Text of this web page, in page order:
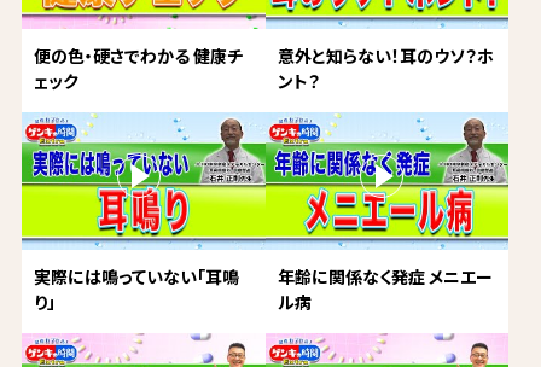
便の色・硬さでわかる 健康チ
ェック
意外と知らない！耳のウソ？ホ
ント？
実際には鳴っていない「耳鳴
り」
年齢に関係なく発症 メニエー
ル病